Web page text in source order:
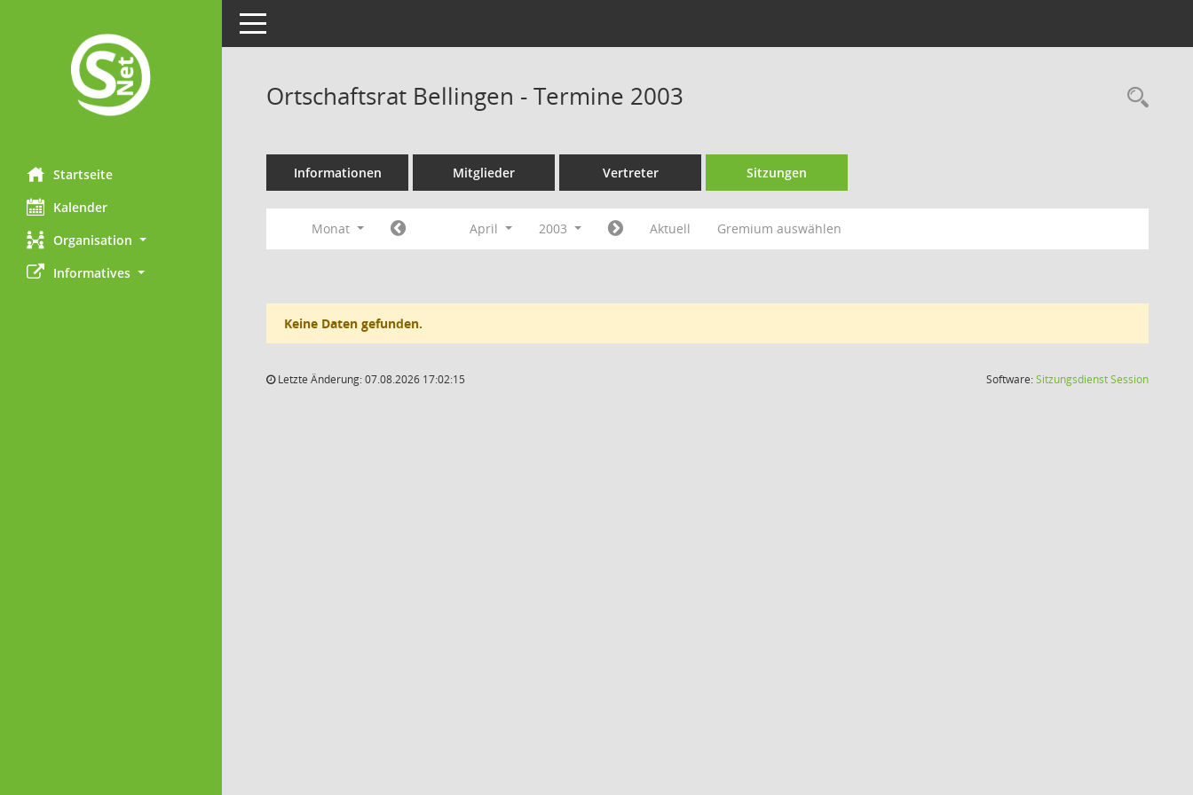
Startseite
Kalender
Organisation
Informatives
Toggle navigation
Ortschaftsrat Bellingen - Termine 2003
Informationen Mitglieder Vertreter Sitzungen
Monat April 2003 Aktuell Gremium auswählen
Keine Daten gefunden.
Letzte Änderung: 07.08.2026 17:02:15 Software:SitzungsdienstSession(Wird in